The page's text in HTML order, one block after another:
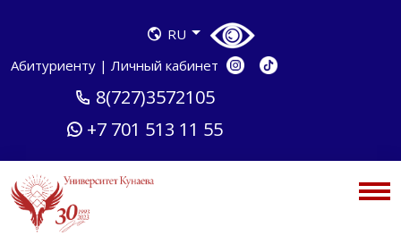
RU
Абитуриенту | Личный кабинет
8(727)3572105
+7 701 513 11 55